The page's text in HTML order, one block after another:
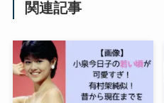
関連記事